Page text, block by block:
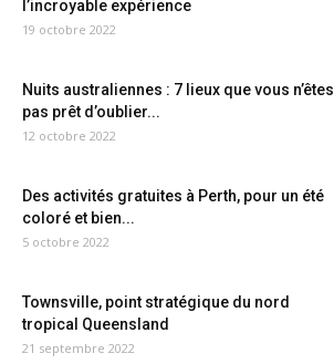
l’incroyable expérience
19 octobre 2022
Nuits australiennes : 7 lieux que vous n’êtes
pas prêt d’oublier...
12 octobre 2022
Des activités gratuites à Perth, pour un été
coloré et bien...
5 octobre 2022
Townsville, point stratégique du nord
tropical Queensland
21 septembre 2022